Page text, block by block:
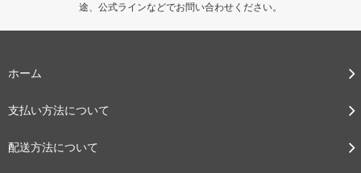
途、公式ラインなどでお問い合わせください。
ホーム
支払い方法について
配送方法について